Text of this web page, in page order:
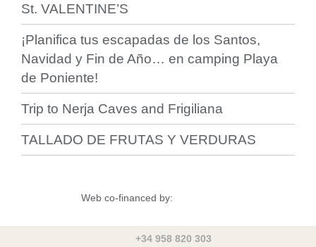
St. VALENTINE’S
¡Planifica tus escapadas de los Santos,
Navidad y Fin de Año… en camping Playa
de Poniente!
Trip to Nerja Caves and Frigiliana
TALLADO DE FRUTAS Y VERDURAS
Web co-financed by:
+34 958 820 303